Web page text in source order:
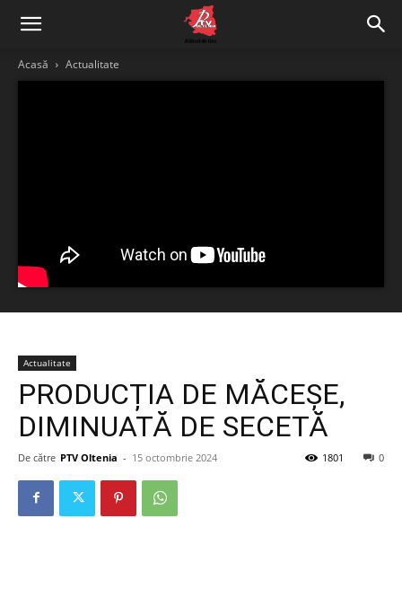
Acasă Actualitate
Actualitate
PRODUCȚIA DE MĂCEȘE,
DIMINUATĂ DE SECETĂ
De către PTV Oltenia - 15 octombrie 2024 0
1801